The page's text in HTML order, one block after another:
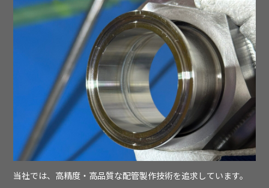
当社では、高精度・高品質な配管製作技術を追求しています。